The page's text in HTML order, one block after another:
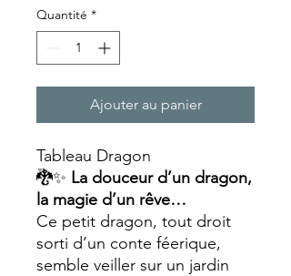
Quantité *
Ajouter au panier
Tableau Dragon
🐉✨ La douceur d’un dragon,
la magie d’un rêve…
Ce petit dragon, tout droit
sorti d’un conte féerique,
semble veiller sur un jardin